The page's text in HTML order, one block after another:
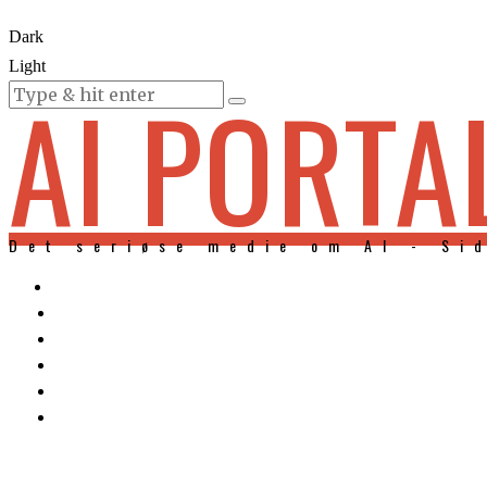
Dark
Light
KURSER
AI
Det seriøse medie om AI -